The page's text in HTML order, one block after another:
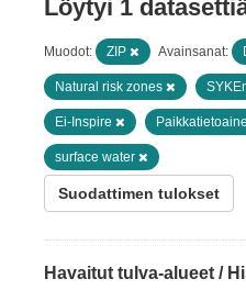
Löytyi 1
Muodot: ZIP Avainsanat:
Natural risk zones
Ei-Inspire
surface water
Suodattimen tulokset
Havaitut tulva-alueet /